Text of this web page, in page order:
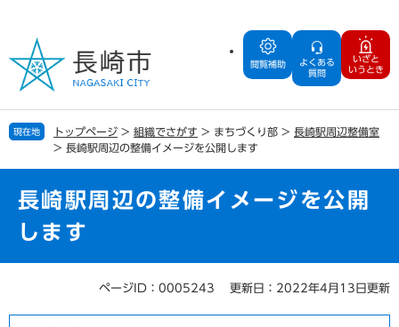
の
で
す
ー
ば
し
閲覧補助
よくある
質問
いざと
いうとき
現在地 トップページ > 組織でさがす > まちづくり部 > 長崎駅周辺整備室
> 長崎駅周辺の整備イメージを公開します
長崎駅周辺の整備イメージを公開
します
ページID：0005243 更新日：2022年4月13日更新